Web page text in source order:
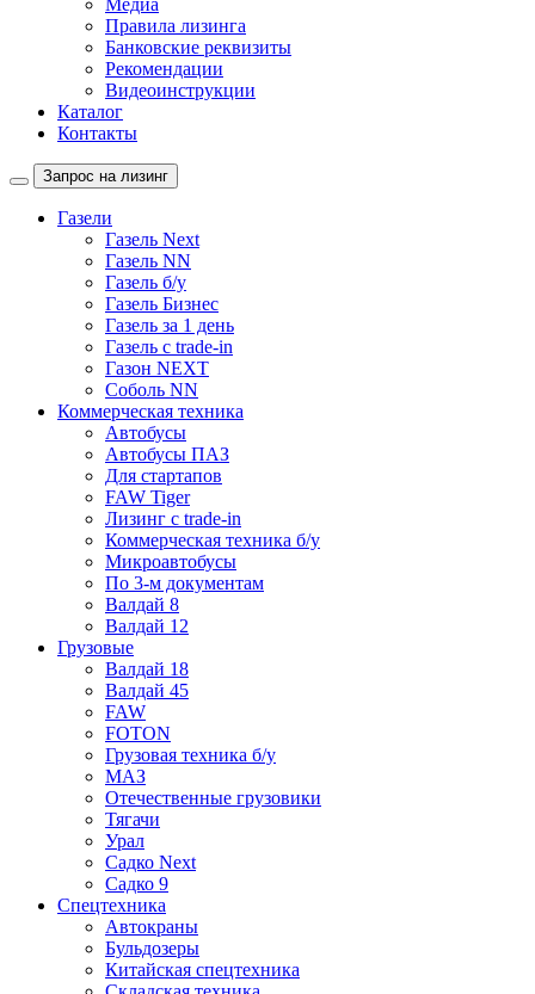
Медиа
Правила лизинга
Банковские реквизиты
Рекомендации
Видеоинструкции
Каталог
Контакты
Запрос на лизинг
Газели
Газель Next
Газель NN
Газель б/у
Газель Бизнес
Газель за 1 день
Газель с trade-in
Газон NEXT
Соболь NN
Коммерческая техника
Автобусы
Автобусы ПАЗ
Для стартапов
FAW Tiger
Лизинг с trade-in
Коммерческая техника б/у
Микроавтобусы
По 3-м документам
Валдай 8
Валдай 12
Грузовые
Валдай 18
Валдай 45
FAW
FOTON
Грузовая техника б/у
МАЗ
Отечественные грузовики
Тягачи
Урал
Садко Next
Садко 9
Спецтехника
Автокраны
Бульдозеры
Китайская спецтехника